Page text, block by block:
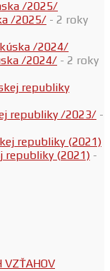
/2025/ - 2 roky
/2024/ - 2 roky
republiky /2023/ -
republiky (2021) -
VZŤAHOV